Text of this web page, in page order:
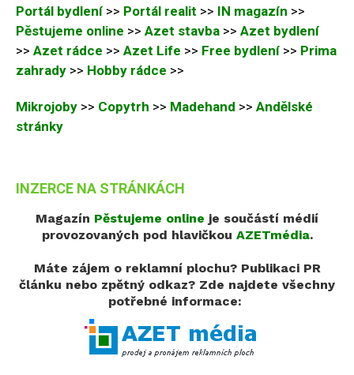
Portál bydlení >> Portál realit >> IN magazín >>
Pěstujeme online >> Azet stavba >> Azet bydlení
>> Azet rádce >> Azet Life >> Free bydlení >> Prima
zahrady >> Hobby rádce >>
Mikrojoby >> Copytrh >> Madehand >> Andělské
stránky
INZERCE NA STRÁNKÁCH
Magazín Pěstujeme online je součástí médií
provozovaných pod hlavičkou AZETmédia.
Máte zájem o reklamní plochu? Publikaci PR
článku nebo zpětný odkaz? Zde najdete všechny
potřebné informace: